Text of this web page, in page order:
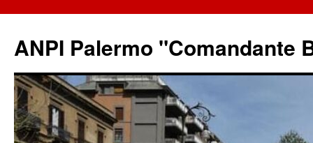
ANPI Palermo "Comandante